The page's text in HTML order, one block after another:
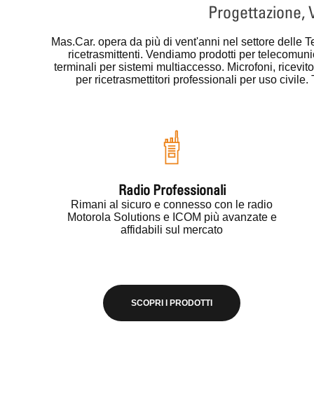
Progettazione,
Mas.Car. opera da più di vent'anni nel settore delle
ricetrasmittenti. Vendiamo prodotti per
terminali per sistemi multiaccesso. Microfoni,
per ricetrasmettitori professionali per uso
Radio Professionali
Rimani al sicuro e connesso con le radio
Motorola Solutions e ICOM più avanzate e
affidabili sul mercato
SCOPRI I PRODOTTI